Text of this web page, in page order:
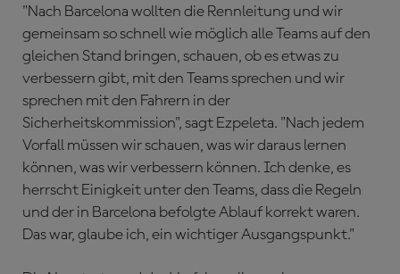
"Nach Barcelona wollten die Rennleitung und wir
gemeinsam so schnell wie möglich alle Teams auf den
gleichen Stand bringen, schauen, ob es etwas zu
verbessern gibt, mit den Teams sprechen und wir
sprechen mit den Fahrern in der
Sicherheitskommission", sagt Ezpeleta. "Nach jedem
Vorfall müssen wir schauen, was wir daraus lernen
können, was wir verbessern können. Ich denke, es
herrscht Einigkeit unter den Teams, dass die Regeln
und der in Barcelona befolgte Ablauf korrekt waren.
Das war, glaube ich, ein wichtiger Ausgangspunkt."